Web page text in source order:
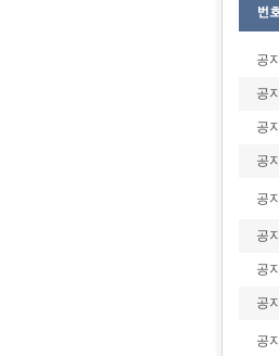
공지
공지
공지
공지
공지
공지
공지
공지
공지